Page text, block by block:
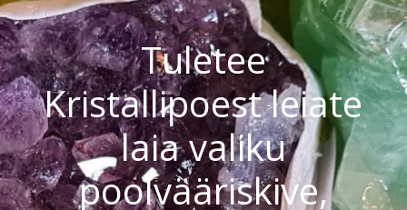
Tuletee
Kristallipoest leiate
laia valiku
poolvääriskive,